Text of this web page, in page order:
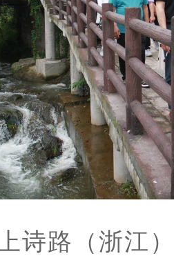
诗路（浙江